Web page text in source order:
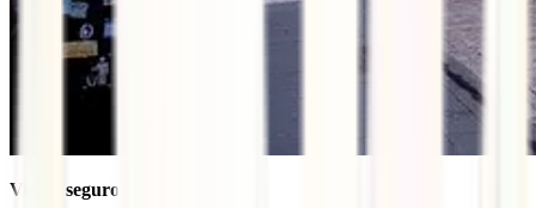
Viajar seguro por Escocia